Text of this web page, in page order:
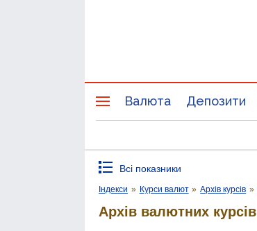
Валюта Депозити
Всі показники
Індекси » Курси валют » Архів курсів »
Архів валютних курсів